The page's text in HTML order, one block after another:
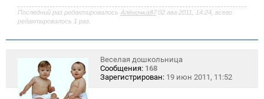
Последний раз редактировалось Алёночка8702 авг 2011, 14:24, всего
редактировалось 1 раз.
Веселая дошкольница
Сообщения: 168
Зарегистрирован: 19 июн 2011, 11:52